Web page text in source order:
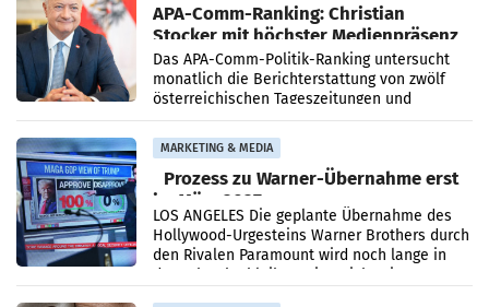
APA-Comm-Ranking: Christian
Stocker mit höchster Medienpräsenz
im Juli
Das APA-Comm-Politik-Ranking untersucht
monatlich die Berichterstattung von zwölf
österreichischen Tageszeitungen und
analysiert, welche Politikerinnen und
Politiker Österreichs die
MARKETING & MEDIA
Prozess zu Warner-Übernahme erst
im März 2027
LOS ANGELES Die geplante Übernahme des
Hollywood-Urgesteins Warner Brothers durch
den Rivalen Paramount wird noch lange in
der Schwebe bleiben. Eine Richterin setzte